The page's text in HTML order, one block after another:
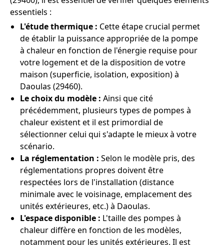
essentiels :
L'étude thermique : Cette étape crucial permet
de établir la puissance appropriée de la pompe
à chaleur en fonction de l'énergie requise pour
votre logement et de la disposition de votre
maison (superficie, isolation, exposition) à
Daoulas (29460).
Le choix du modèle : Ainsi que cité
précédemment, plusieurs types de pompes à
chaleur existent et il est primordial de
sélectionner celui qui s'adapte le mieux à votre
scénario.
La réglementation : Selon le modèle pris, des
réglementations propres doivent être
respectées lors de l'installation (distance
minimale avec le voisinage, emplacement des
unités extérieures, etc.) à Daoulas.
L'espace disponible : L'taille des pompes à
chaleur diffère en fonction de les modèles,
notamment pour les unités extérieures. Il est